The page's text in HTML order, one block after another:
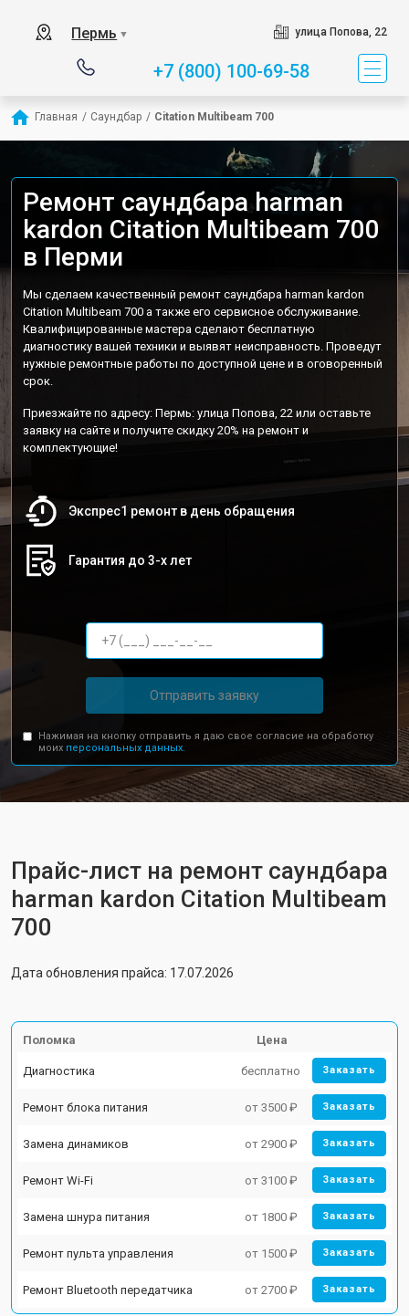
Пермь ▼ улица Попова, 22
+7 (800) 100-69-58
Главная / Саундбар / Citation Multibeam 700
Ремонт саундбара harman
kardon Citation Multibeam 700
в Перми
Мы сделаем качественный ремонт саундбара harman kardon
Citation Multibeam 700 а также его сервисное обслуживание.
Квалифицированные мастера сделают бесплатную
диагностику вашей техники и выявят неисправность. Проведут
нужные ремонтные работы по доступной цене и в оговоренный
срок.
Приезжайте по адресу: Пермь: улица Попова, 22 или оставьте
заявку на сайте и получите скидку 20% на ремонт и
комплектующие!
Экспрес1 ремонт в день обращения
Гарантия до 3-х лет
Отправить заявку
Нажимая на кнопку отправить я даю свое согласие на обработку
моих персональных данных.
Прайс-лист на ремонт саундбара
harman kardon Citation Multibeam
700
Дата обновления прайса: 17.07.2026
Поломка Цена
Диагностика бесплатно Заказать
Ремонт блока питания от 3500 ₽ Заказать
Замена динамиков от 2900 ₽ Заказать
Ремонт Wi-Fi от 3100 ₽ Заказать
Замена шнура питания от 1800 ₽ Заказать
Ремонт пульта управления от 1500 ₽ Заказать
Ремонт Bluetooth передатчика от 2700 ₽ Заказать